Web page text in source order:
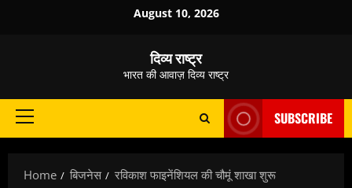
August 10, 2026
दिव्य राष्ट्र
भारत की आवाज़ दिव्य राष्ट्र
Primary
SUBSCRIBE
Home बिजनेस रविकाश फाइनेंशियल की चौमूं शाखा शुरू